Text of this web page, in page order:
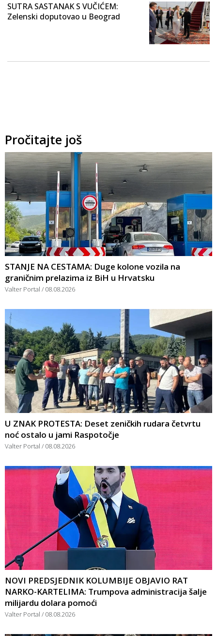
SUTRA SASTANAK S VUČIĆEM:
Zelenski doputovao u Beograd
Pročitajte još
STANJE NA CESTAMA: Duge kolone vozila na
graničnim prelazima iz BiH u Hrvatsku
Valter Portal 08.08.2026
U ZNAK PROTESTA: Deset zeničkih rudara četvrtu
noć ostalo u jami Raspotočje
Valter Portal 08.08.2026
NOVI PREDSJEDNIK KOLUMBIJE OBJAVIO RAT
NARKO-KARTELIMA: Trumpova administracija šalje
milijardu dolara pomoći
Valter Portal 08.08.2026